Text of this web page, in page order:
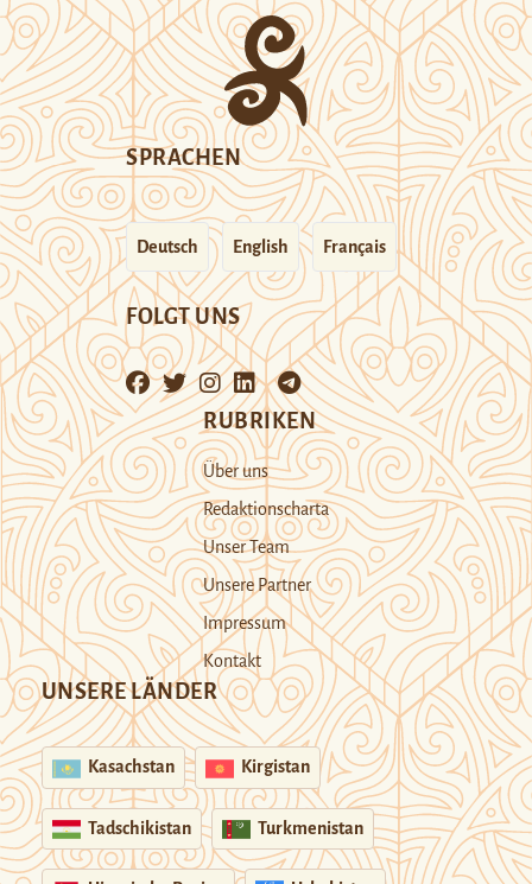
SPRACHEN
Deutsch English Français
FOLGT UNS
RUBRIKEN
Über uns
Redaktionscharta
Unser Team
Unsere Partner
Impressum
Kontakt
UNSERE LÄNDER
Kasachstan Kirgistan
Tadschikistan Turkmenistan